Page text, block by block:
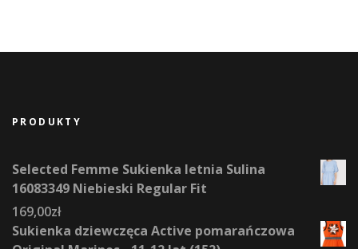
PRODUKTY
Selected Femme Sukienka letnia Sulina
16083349 Niebieski Regular Fit
169,00zł
Sukienka dziewczęca Active pomarańczowa